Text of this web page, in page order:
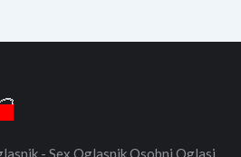
- Sex Oglasnik Osobni Oglasi